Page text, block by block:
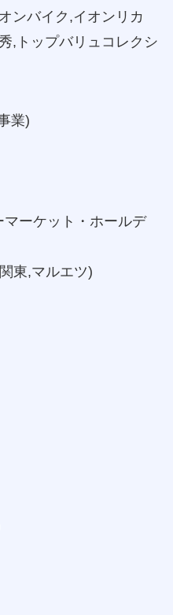
ンバイク,イオンリカ
,トップバリュコレクシ
業)
マーケット・ホールデ
東,マルエツ)